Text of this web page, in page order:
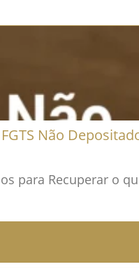
FGTS Não
para Recuperar o